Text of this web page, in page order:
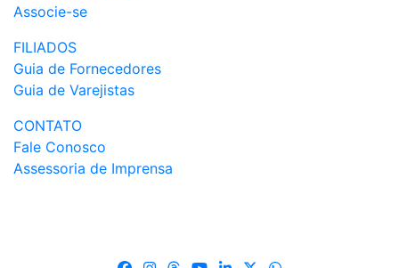
Associe-se
FILIADOS
Guia de Fornecedores
Guia de Varejistas
CONTATO
Fale Conosco
Assessoria de Imprensa